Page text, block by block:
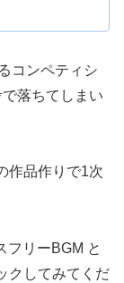
コンペティシ
落ちてしまい
作品作りで1次
フリーBGM と
クしてみてくだ